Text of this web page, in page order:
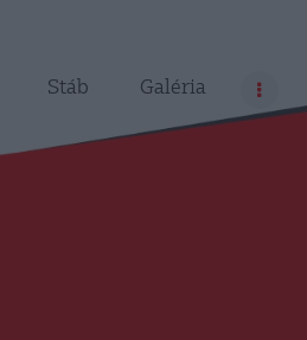
Stáb Galéria